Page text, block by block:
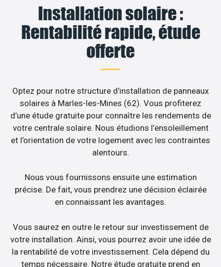
Installation solaire :
Rentabilité rapide, étude
offerte
Optez pour notre structure d’installation de panneaux
solaires à Marles-les-Mines (62). Vous profiterez
d’une étude gratuite pour connaître les rendements de
votre centrale solaire. Nous étudions l’ensoleillement
et l’orientation de votre logement avec les contraintes
alentours.
Nous vous fournissons ensuite une estimation
précise. De fait, vous prendrez une décision éclairée
en connaissant les avantages.
Vous saurez en outre le retour sur investissement de
votre installation. Ainsi, vous pourrez avoir une idée de
la rentabilité de votre investissement. Cela dépend du
temps nécessaire. Notre étude gratuite prend en